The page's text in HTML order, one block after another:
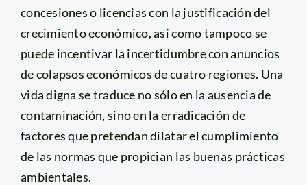
concesiones o licencias con la justificación del
crecimiento económico, así como tampoco se
puede incentivar la incertidumbre con anuncios
de colapsos económicos de cuatro regiones. Una
vida digna se traduce no sólo en la ausencia de
contaminación, sino en la erradicación de
factores que pretendan dilatar el cumplimiento
de las normas que propician las buenas prácticas
ambientales.